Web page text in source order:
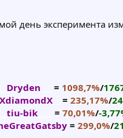
день эксперимента
Dryden = 1098,7%/
XdiamondX = 235,17%/
tiu-bik = 70,01%/-
= 299,0%/